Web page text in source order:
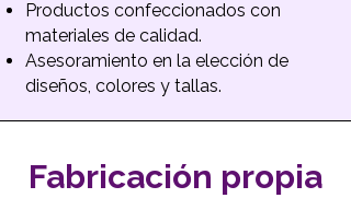
Productos confeccionados con
materiales de calidad.
Asesoramiento en la elección de
diseños, colores y tallas.
Fabricación propia